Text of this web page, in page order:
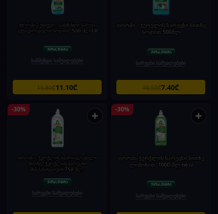
ფროში - უნივერ. საწმენდი სპრეი,
აქტივირებული სოდით, 500 მლ UK
საწმენდი საშუალებები
15.80₾11.10₾
ფროში - ჭურჭლის სარეცხი სითხე
სოდით 500მლ
სარეცხი საშუალებები
10.50₾7.40₾
-30% +
ფროში - ჭურჭლის საპრიალებელი
სითხე, ჭურჭლის სარეცხი
მანქანისათვის 750 მლ.
სარეცხი საშუალებები
-30% +
ფროში-ჭურჭლის სარეცხი სითხე
ლიმონით, 1000 მლ new
სარეცხი საშუალებები